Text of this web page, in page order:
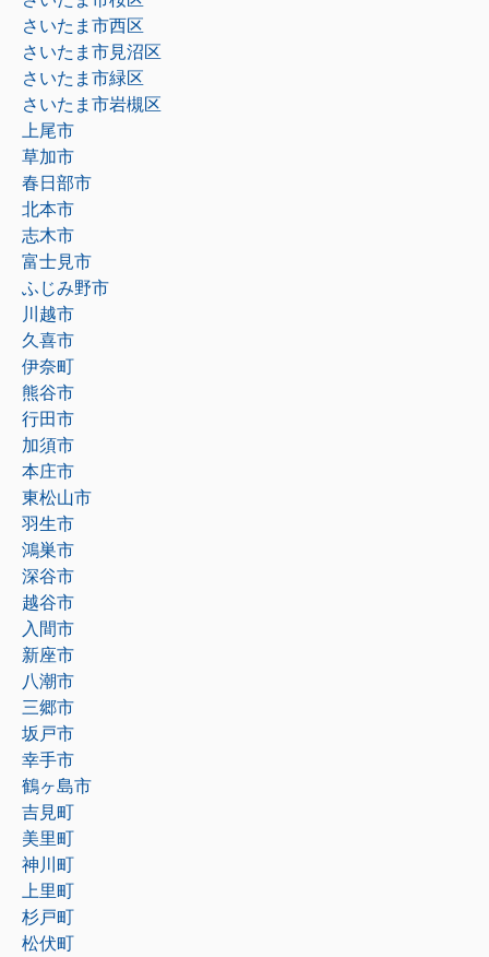
さいたま市西区
さいたま市見沼区
さいたま市緑区
さいたま市岩槻区
上尾市
草加市
春日部市
北本市
志木市
富士見市
ふじみ野市
川越市
久喜市
伊奈町
熊谷市
行田市
加須市
本庄市
東松山市
羽生市
鴻巣市
深谷市
越谷市
入間市
新座市
八潮市
三郷市
坂戸市
幸手市
鶴ヶ島市
吉見町
美里町
神川町
上里町
杉戸町
松伏町